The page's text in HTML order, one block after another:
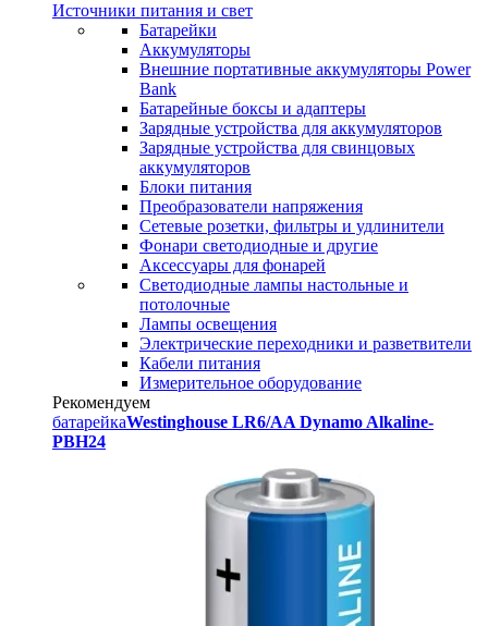
Источники питания и свет
Батарейки
Аккумуляторы
Внешние портативные аккумуляторы Power
Bank
Батарейные боксы и адаптеры
Зарядные устройства для аккумуляторов
Зарядные устройства для свинцовых
аккумуляторов
Блоки питания
Преобразователи напряжения
Сетевые розетки, фильтры и удлинители
Фонари светодиодные и другие
Аксессуары для фонарей
Светодиодные лампы настольные и
потолочные
Лампы освещения
Электрические переходники и разветвители
Кабели питания
Измерительное оборудование
Рекомендуем
батарейкаWestinghouse LR6/AA Dynamo Alkaline-
PBH24